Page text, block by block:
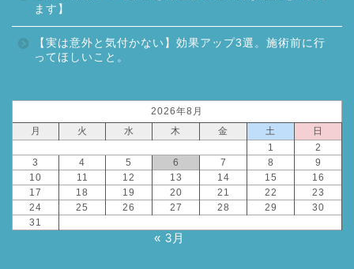
ます】
【実は意外と気付かない】効果アップ3選。施術前に行
ってほしいこと。
2026年8月
月
火 水 木 金 土
日
1
2
3
4 5 6 7 8
9
10
11 12 13 14 15
16
17
18 19 20 21 22
23
24
25 26 27 28 29
30
31
« 3月